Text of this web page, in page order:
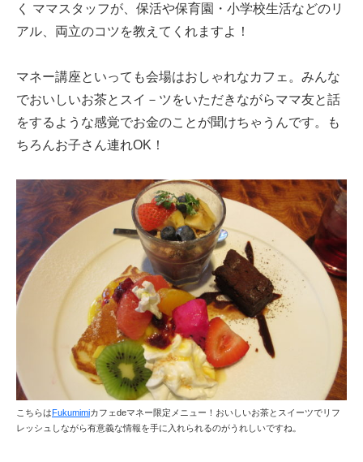
く ママスタッフが、保活や保育園・小学校生活などのリ
アル、両立のコツを教えてくれますよ！
マネー講座といっても会場はおしゃれなカフェ。みんな
でおいしいお茶とスイ－ツをいただきながらママ友と話
をするような感覚でお金のことが聞けちゃうんです。も
ちろんお子さん連れOK！
こちらは Fukumimiカフェdeマネー限定メニュー！おいしいお茶とスイーツでリフ
レッシュしながら有意義な情報を手に入れられるのがうれしいですね。